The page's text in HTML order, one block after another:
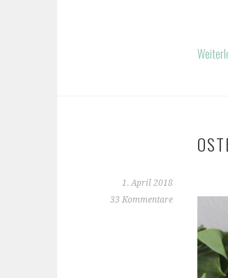
1. April 2018
33 Kommentare